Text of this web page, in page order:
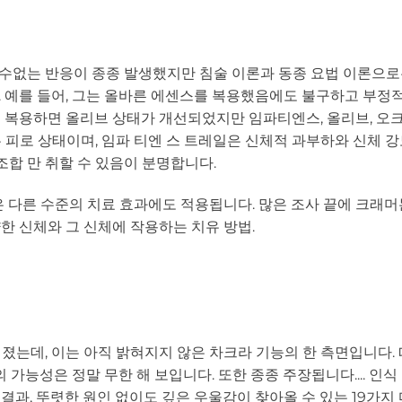
없는 반응이 종종 발생했지만 침술 이론과 동종 요법 이론으
를 들어, 그는 올바른 에센스를 복용했음에도 불구하고 부
용하면 올리브 상태가 개선되었지만 임파티엔스, 올리브,
로 상태이며, 임파 티엔 스 트레일은 신체적 과부하와 신체
합 만 취할 수 있음이 분명합니다.
른 수준의 치료 효과에도 적용됩니다. 많은 조사 끝에 크래
신체와 그 신체에 작용하는 치유 방법.
는데, 이는 아직 밝혀지지 않은 차크라 기능의 한 측면입니
능성은 정말 무한 해 보입니다. 또한 종종 주장됩니다.... 인
과, 뚜렷한 원인 없이도 깊은 우울감이 찾아올 수 있는 19가